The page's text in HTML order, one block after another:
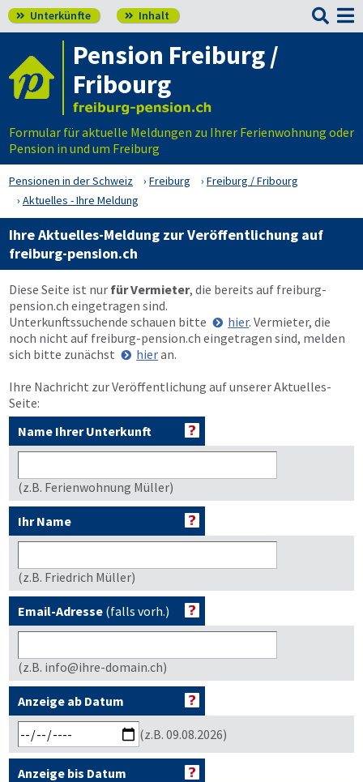
 Unterkünfte  Inhalt 
Pension Freiburg /
Fribourg
Formular für aktuelle Meldungen zu Ihrer Ferienwohnung oder
Pension in und um Freiburg
Pensionen in der Schweiz Freiburg
Freiburg / Fribourg
Aktuelles - Ihre Meldung
Ihre Aktuelles-Meldung zur Veröffentlichung auf
freiburg-pension.ch
Diese Seite ist nur für Vermieter, die bereits auf freiburg-
pension.ch eingetragen sind.
Unterkunftssuchende schauen bitte
hier. Vermieter, die
noch nicht auf freiburg-pension.ch eingetragen sind, melden
sich bitte zunächst
hieran.
Ihre Nachricht zur Veröffentlichung auf unserer Aktuelles-
Seite:
Name Ihrer Unterkunft
(z.B. Ferienwohnung Müller)
Ihr Name
(z.B. Friedrich Müller)
Email-Adresse (falls vorh.)
(z.B. info@ihre-domain.ch)
Anzeige ab Datum
(z.B. 09.08.2026)
Anzeige bis Datum